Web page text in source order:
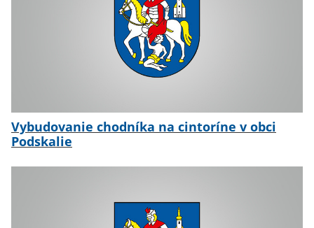
Vybudovanie chodníka na cintoríne v obci
Podskalie